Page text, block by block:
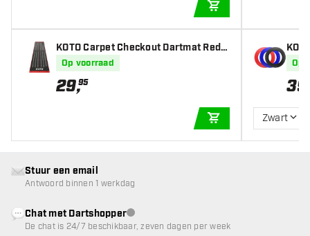
KOTO Carpet Checkout Dartmat Red 2
37 x 60cm
Op voorraad
29,95
IN WINKELWAGEN
Op
39
Zwart
Stuur een email
Antwoord binnen 1 werkdag
Chat met Dartshopperklantenservice niet beschikbaar
De chat is 24/7 beschikbaar, zeven dagen per week